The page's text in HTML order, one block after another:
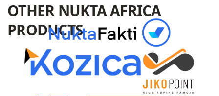
OTHER NUKTA AFRICA
PRODUCTS